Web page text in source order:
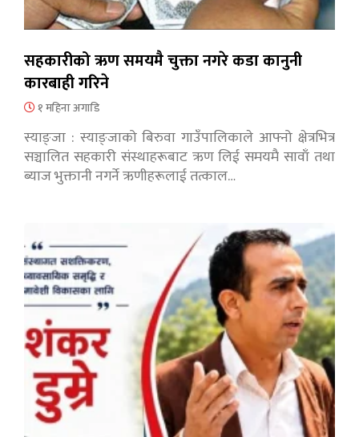
सहकारीको ऋण समयमै चुक्ता नगरे कडा कानुनी
कारबाही गरिने
१ महिना अगाडि
स्याङ्जा : स्याङ्जाको बिरुवा गाउँपालिकाले आफ्नो क्षेत्रभित्र
सञ्चालित सहकारी संस्थाहरूबाट ऋण लिई समयमै सावाँ तथा
ब्याज भुक्तानी नगर्ने ऋणीहरूलाई तत्काल…